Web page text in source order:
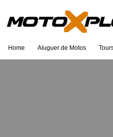
Home Aluguer de Motos